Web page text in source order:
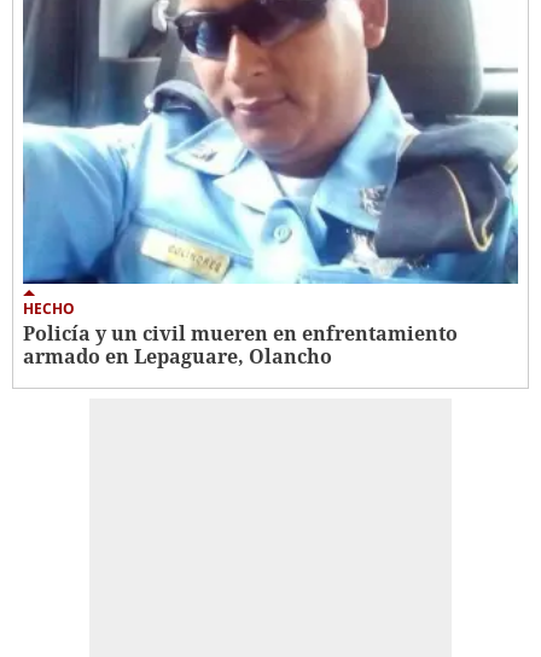
HECHO
Policía y un civil mueren en enfrentamiento
armado en Lepaguare, Olancho